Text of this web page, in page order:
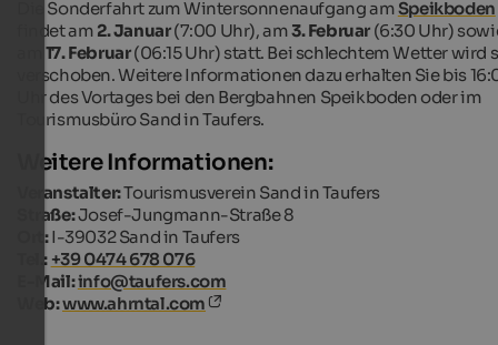
Die Sonderfahrt zum Wintersonnenaufgang amSpeikboden
findet am 2. Januar(7:00 Uhr), am3. Februar (6:30 Uhr)
17. Februar(06:15 Uhr) statt. Bei schlechtem Wetter wird
verschoben. Weitere Informationen dazu erhalten Sie bis
Uhr des Vortages bei den Bergbahnen Speikboden oder im
Tourismusbüro Sand in Taufers.
Weitere Informationen:
Veranstalter:Tourismusverein Sand in Taufers
Straße:Josef-Jungmann-Straße 8
Ort:I-39032 Sand in Taufers
Tel.: +39 0474 678 076
E-Mail:info@taufers.com
Web:www.ahrntal.com